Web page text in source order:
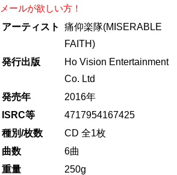
ールが欲しい方！
アーティスト
痛仰楽隊(MISERABLE
FAITH)
発行出版
Ho Vision Entertainment
Co. Ltd
発売年
2016年
ISRC等
4717954167425
種別/枚数
CD 全1枚
曲数
6曲
重量
250g